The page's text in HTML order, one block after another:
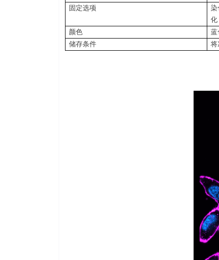
固定选项
染
化
颜色
蓝
储存条件
将